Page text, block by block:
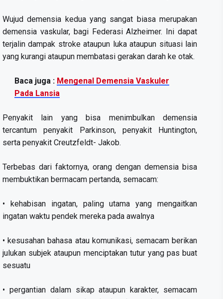
Wujud demensia kedua yang sangat biasa merupakan
demensia vaskular, bagi Federasi Alzheimer. Ini dapat
terjalin dampak stroke ataupun luka ataupun situasi lain
yang kurangi ataupun membatasi gerakan darah ke otak.
Baca juga : Mengenal Demensia Vaskuler
Pada Lansia
Penyakit lain yang bisa menimbulkan demensia
tercantum penyakit Parkinson, penyakit Huntington,
serta penyakit Creutzfeldt- Jakob.
Terbebas dari faktornya, orang dengan demensia bisa
membuktikan bermacam pertanda, semacam:
• kehabisan ingatan, paling utama yang mengaitkan
ingatan waktu pendek mereka pada awalnya
• kesusahan bahasa atau komunikasi, semacam berikan
julukan subjek ataupun menciptakan tutur yang pas buat
sesuatu
• pergantian dalam sikap ataupun karakter, semacam